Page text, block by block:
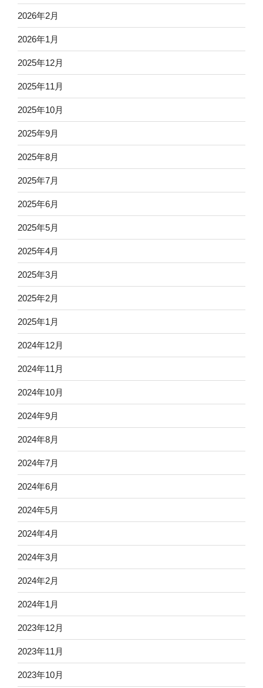
2026年2月
2026年1月
2025年12月
2025年11月
2025年10月
2025年9月
2025年8月
2025年7月
2025年6月
2025年5月
2025年4月
2025年3月
2025年2月
2025年1月
2024年12月
2024年11月
2024年10月
2024年9月
2024年8月
2024年7月
2024年6月
2024年5月
2024年4月
2024年3月
2024年2月
2024年1月
2023年12月
2023年11月
2023年10月